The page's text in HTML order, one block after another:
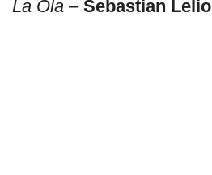
La Ola – Sebastian Lelio